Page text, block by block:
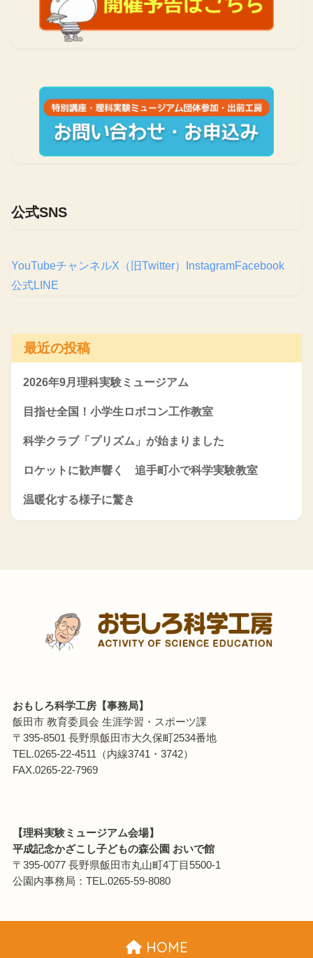
公式SNS
YouTubeチャンネルX（旧Twitter） InstagramFacebook
公式LINE
最近の投稿
2026年9月理科実験ミュージアム
目指せ全国！小学生ロボコン工作教室
科学クラブ「プリズム」が始まりました
ロケットに歓声響く 追手町小で科学実験教室
温暖化する様子に驚き
おもしろ科学工房【事務局】
飯田市 教育委員会 生涯学習・スポーツ課
〒395-8501 長野県飯田市大久保町2534番地
TEL.0265-22-4511（内線3741・3742）
FAX.0265-22-7969
【理科実験ミュージアム会場】
平成記念かざこし子どもの森公園 おいで館
〒395-0077 長野県飯田市丸山町4丁目5500-1
公園内事務局：TEL.0265-59-8080
HOME